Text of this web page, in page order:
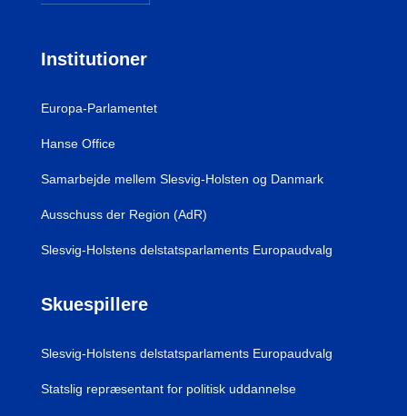
Institutioner
Europa-Parlamentet
Hanse Office
Samarbejde mellem Slesvig-Holsten og Danmark
Ausschuss der Region (AdR)
Slesvig-Holstens delstatsparlaments Europaudvalg
Skuespillere
Slesvig-Holstens delstatsparlaments Europaudvalg
Statslig repræsentant for politisk uddannelse